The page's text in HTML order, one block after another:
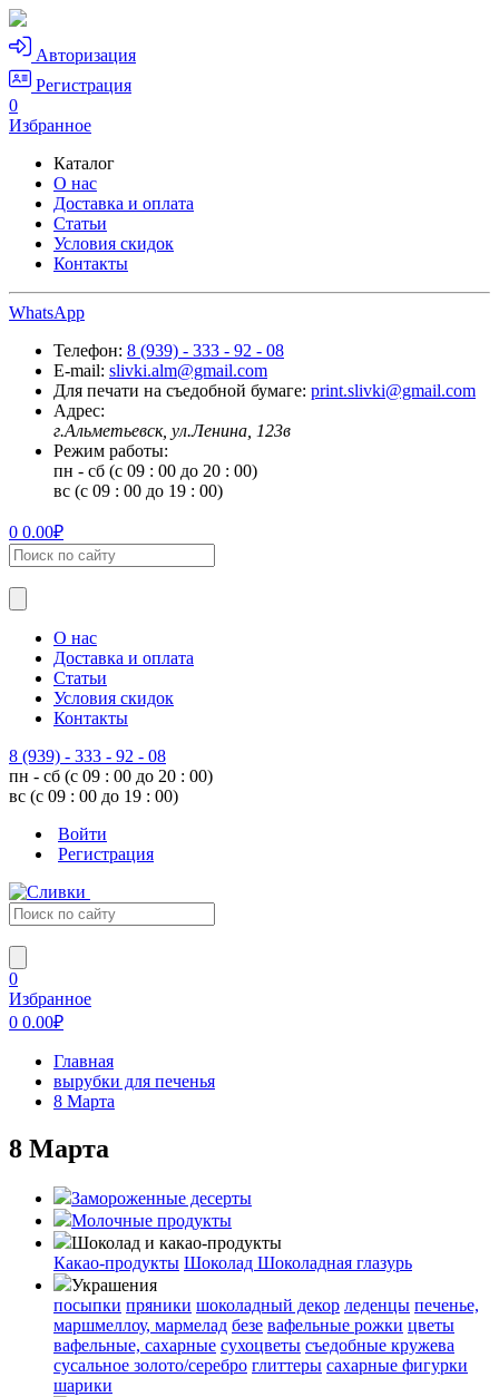
Авторизация
Регистрация
0
Избранное
Каталог
О нас
Доставка и оплата
Статьи
Условия скидок
Контакты
WhatsApp
Телефон: 8 (939) - 333 - 92 - 08
E-mail: slivki.alm@gmail.com
Для печати на съедобной бумаге: print.slivki@gmail.com
Адрес:
г.Альметьевск, ул.Ленина, 123в
Режим работы:
пн - сб (с 09 : 00 до 20 : 00)
вс (с 09 : 00 до 19 : 00)
0 0.00₽
О нас
Доставка и оплата
Статьи
Условия скидок
Контакты
8 (939) - 333 - 92 - 08
пн - сб (с 09 : 00 до 20 : 00)
вс (с 09 : 00 до 19 : 00)
Войти
Регистрация
0
Избранное
0 0.00₽
Главная
вырубки для печенья
8 Марта
8 Марта
Замороженные десерты
Молочные продукты
Шоколад и какао-продукты
Какао-продукты Шоколад Шоколадная глазурь
Украшения
посыпки пряники шоколадный декор леденцы печенье,
маршмеллоу, мармелад безе вафельные рожки цветы
вафельные, сахарные сухоцветы съедобные кружева
сусальное золото/серебро глиттеры сахарные фигурки
шарики